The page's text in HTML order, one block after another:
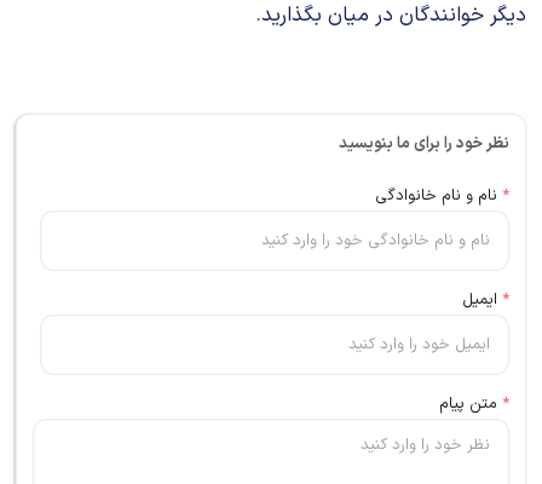
دیگر خوانندگان در میان بگذارید.
نظر خود را برای ما بنویسید
* نام و نام خانوادگی
* ایمیل
* متن پیام